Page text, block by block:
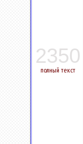
2350
полный текст